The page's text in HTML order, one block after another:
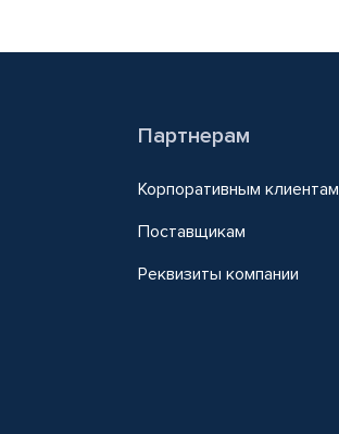
Партнерам
Корпоративным клиентам
Поставщикам
Реквизиты компании